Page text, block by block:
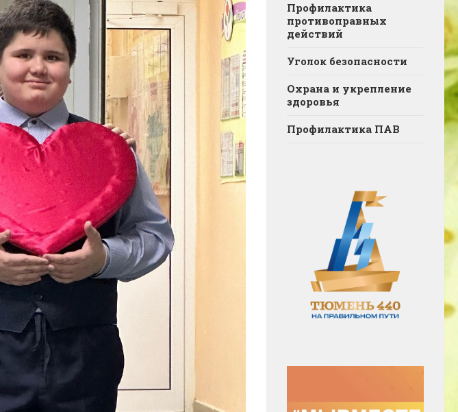
Профилактика
противоправных
действий
Уголок безопасности
Охрана и укрепление
здоровья
Профилактика ПАВ